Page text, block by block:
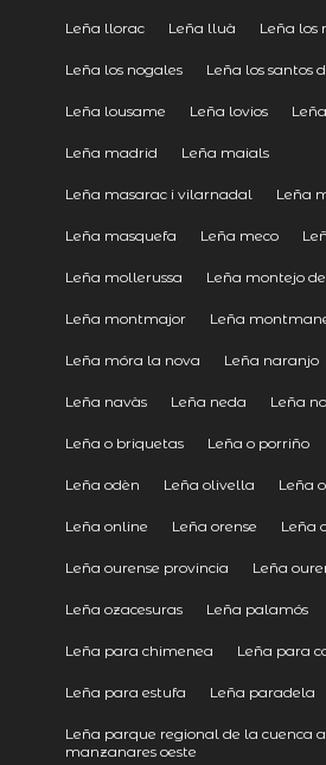
Leña llorac Leña lluà Leña los
Leña los nogales Leña los santos
Leña lousame Leña lovios
Leña madrid Leña maials
Leña masarac i vilarnadal Leña
Leña masquefa Leña meco
Leña mollerussa Leña montejo
Leña montmajor Leña
Leña móra la nova Leña naranjo
Leña navàs Leña neda Leña
Leña o briquetas Leña o porriño
Leña odèn Leña olivella Leña
Leña online Leña orense Leña
Leña ourense provincia Leña
Leña ozacesuras Leña palamós
Leña para chimenea Leña para
Leña para estufa Leña paradela
Leña parque regional de la cuenca
manzanares oeste